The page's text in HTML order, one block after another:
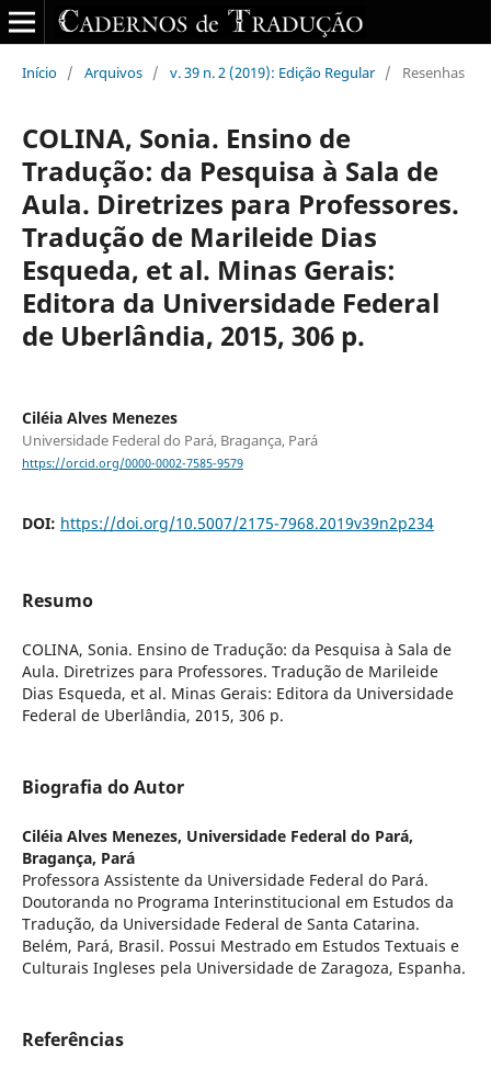
Início / Arquivos / v. 39 n. 2 (2019): Edição Regular / Resenhas
COLINA, Sonia. Ensino de
Tradução: da Pesquisa à Sala de
Aula. Diretrizes para Professores.
Tradução de Marileide Dias
Esqueda, et al. Minas Gerais:
Editora da Universidade Federal
de Uberlândia, 2015, 306 p.
Ciléia Alves Menezes
Universidade Federal do Pará, Bragança, Pará
https://orcid.org/0000-0002-7585-9579
DOI: https://doi.org/10.5007/2175-7968.2019v39n2p234
Resumo
COLINA, Sonia. Ensino de Tradução: da Pesquisa à Sala de
Aula. Diretrizes para Professores. Tradução de Marileide
Dias Esqueda, et al. Minas Gerais: Editora da Universidade
Federal de Uberlândia, 2015, 306 p.
Biografia do Autor
Ciléia Alves Menezes, Universidade Federal do Pará,
Bragança, Pará
Professora Assistente da Universidade Federal do Pará.
Doutoranda no Programa Interinstitucional em Estudos da
Tradução, da Universidade Federal de Santa Catarina.
Belém, Pará, Brasil. Possui Mestrado em Estudos Textuais e
Culturais Ingleses pela Universidade de Zaragoza, Espanha.
Referências